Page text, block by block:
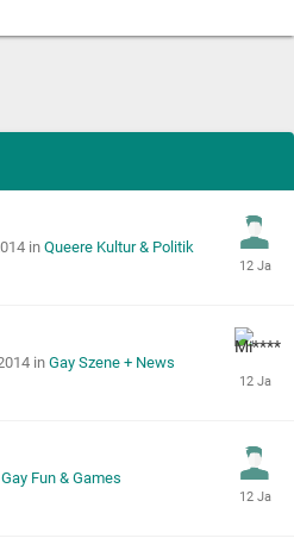
in Queere Kultur & Politik
in Gay Szene + News
Gay Fun & Games